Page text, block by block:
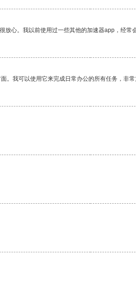
心。我以前使用过一些其他的加速器app，经常
。我可以使用它来完成日常办公的所有任务，非常